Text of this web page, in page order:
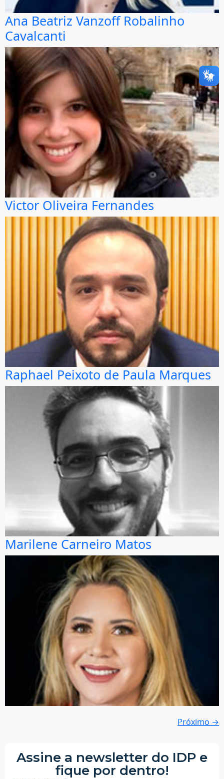
Ana Beatriz Vanzoff Robalinho
Cavalcanti
Victor Oliveira Fernandes
Raphael Peixoto de Paula Marques
Marilene Carneiro Matos
Próximo →
Assine a newsletter do IDP e
fique por dentro!